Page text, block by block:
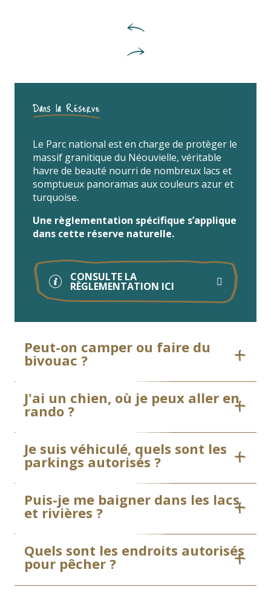
Dans la Réserve
Le Parc national est en charge de protèger le
massif granitique du Néouvielle, véritable
havre de beauté nourri de nombreux lacs et
somptueux panoramas aux couleurs azur et
turquoise.
Une règlementation spécifique s’applique
dans cette réserve naturelle.
CONSULTE LA
RÈGLEMENTATION ICI
Peut-on camper ou faire du
bivouac ?
J'ai un chien, où je peux aller en
rando ?
Je suis véhiculé, quels sont les
parkings autorisés ?
Puis-je me baigner dans les lacs
et rivières ?
Quels sont les endroits autorisés
pour pêcher ?